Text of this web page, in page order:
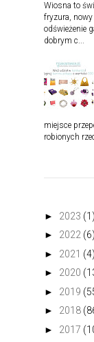
Wiosna to
fryzura, nowy
odświeżenie
dobrym c...
miejsce
robionych
► 2023 (1)
► 2022 (6)
► 2021 (4)
► 2020
► 2019
► 2018
► 2017